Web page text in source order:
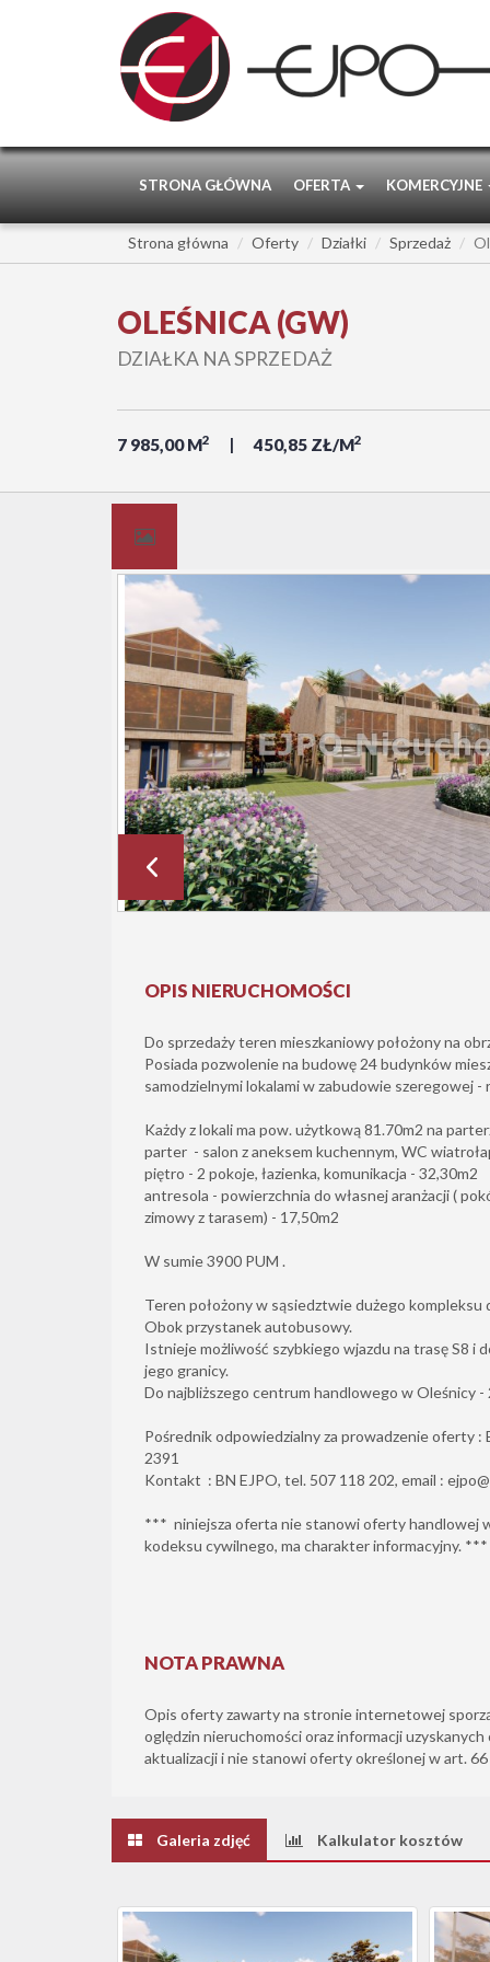
STRONA GŁÓWNA OFERTA KOMERCYJNE
Strona główna Oferty Działki Sprzedaż
OLEŚNICA (GW)
DZIAŁKA NA SPRZEDAŻ
7 985,00 M2 450,85 ZŁ/M2
OPIS NIERUCHOMOŚCI
Do sprzedaży teren mieszkaniowy położony na
Posiada pozwolenie na budowę 24 budynków
samodzielnymi lokalami w zabudowie szeregowej -
Każdy z lokali ma pow. użytkową 81.70m2 na
parter - salon z aneksem kuchennym, WC
piętro - 2 pokoje, łazienka, komunikacja - 32,30m2
antresola - powierzchnia do własnej aranżacji (
zimowy z tarasem) - 17,50m2
W sumie 3900 PUM .
Teren położony w sąsiedztwie dużego kompleksu
Obok przystanek autobusowy.
Istnieje możliwość szybkiego wjazdu na trasę S8 i
jego granicy.
Do najbliższego centrum handlowego w Oleśnicy -
Pośrednik odpowiedzialny za prowadzenie oferty :
2391
Kontakt : BN EJPO, tel. 507 118 202, email :
*** niniejsza oferta nie stanowi oferty handlowej
kodeksu cywilnego, ma charakter informacyjny. ***
NOTA PRAWNA
Opis oferty zawarty na stronie internetowej
oględzin nieruchomości oraz informacji uzyskanych
aktualizacji i nie stanowi oferty określonej w art.
Galeria zdjęć Kalkulator kosztów